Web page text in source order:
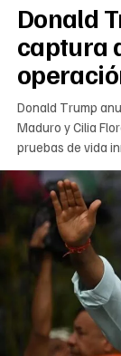
Donald
captura
Donald Trump
Maduro y Cilia
pruebas de vida